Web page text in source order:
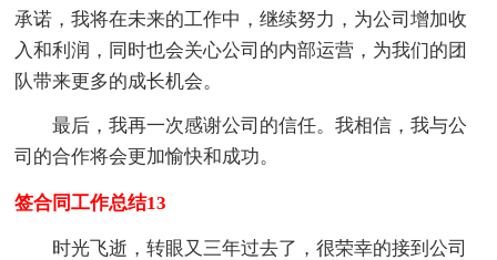
承诺，我将在未来的工作中，继续努力，为公司增加收
入和利润，同时也会关心公司的内部运营，为我们的团
队带来更多的成长机会。
最后，我再一次感谢公司的信任。我相信，我与公
司的合作将会更加愉快和成功。
签合同工作总结13
时光飞逝，转眼又三年过去了，很荣幸的接到公司